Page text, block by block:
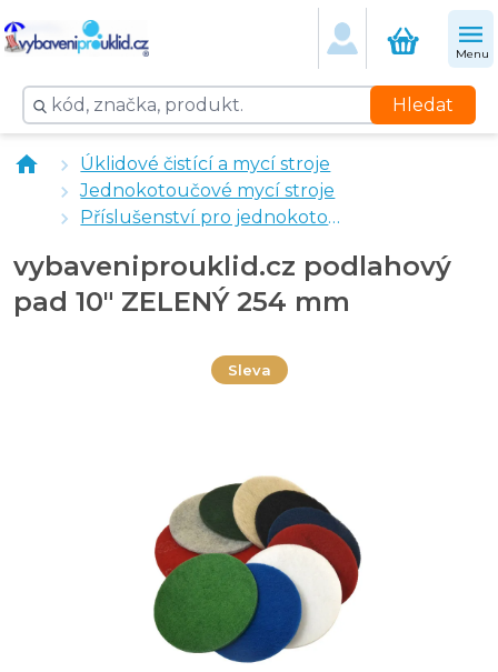
Menu
Hledat
vybaveniprouklid.cz podlahový pad 10" ČERNÝ 250
vybaveniprouklid.cz podlahový pad 10" ČERVENÝ 254
vybaveniprouklid.cz podlahový pad 10" HNĚDÝ 254
Úklidové čistící a mycí stroje
Jednokotoučové mycí stroje
Příslušenství pro jednokotoučové mycí stroje
vybaveniprouklid.cz podlahový
pad 10" ZELENÝ 254 mm
Sleva